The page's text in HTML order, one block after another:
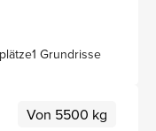
1 Grundrisse
Von 5500 kg